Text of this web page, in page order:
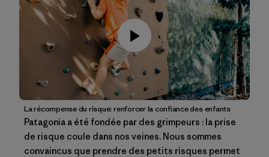
La récompense du risque: renforcer la confiance des enfants
Patagonia a été fondée par des grimpeurs : la prise
de risque coule dans nos veines. Nous sommes
convaincus que prendre des petits risques permet